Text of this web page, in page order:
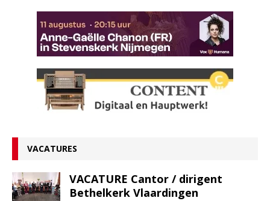
VACATURES
VACATURE Cantor / dirigent
Bethelkerk Vlaardingen